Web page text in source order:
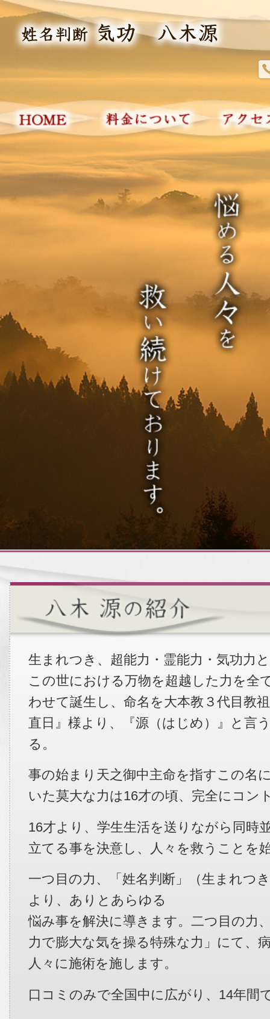
生まれつき、超能力・霊能力・気功力
この世における万物を超越した力を全
わせて誕生し、命名を大本教３代目教
直日』様より、『源（はじめ）』と言
る。
事の始まり天之御中主命を指すこの名
いた莫大な力は16才の頃、完全にコン
16才より、学生生活を送りながら同時
立てる事を決意し、人々を救うことを
一つ目の力、「姓名判断」（生まれつ
より、ありとあらゆる
悩み事を解決に導きます。二つ目の力
力で膨大な気を操る特殊な力」にて、
人々に施術を施します。
口コミのみで全国中に広がり、14年間